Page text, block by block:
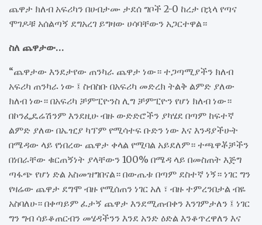
ጨዋታ ክለብ አፍሪካን በሀብታሙ ታደሰ ግቦች 2-0 ከረታ በኋላ የጣና
ሞገዶቹ አሰልጣኝ ደግአረገ ይግዛው ሀሳባቸውን አጋርተዋል።
ስለ ጨዋታው…
“ጨዋታው እንደታየው ጠንካራ ጨዋታ ነው። ተጋጣሚያችን ክለብ
አፍሪካ ጠንካራ ነው ፤ ስብስቡ በአፍሪካ መድረክ ትልቅ ልምድ ያለው
ክለብ ነው። በአፍሪካ ቻምፒዮንስ ሊግ ቻምፒዮን የሆነ ክለብ ነው።
በኮንፌዴሬሽንም እንደዚሁ ብዙ ውድድሮችን ያካሄደ በጣም ከፍተኛ
ልምድ ያለው በኤዢያ ካፕም የሚሳተፍ ቡድን ነው እና እንዳያችሁት
በሜዳው ላይ የነበረው ጨዋታ ቀላል የሚባል አይደለም። ተጫዋቾቻችን
በነበራቸው ቁርጠኝነት ያላቸውን 100% በሜዳ ላይ በመስጠት እጅግ
ጣፋጭ የሆነ ድል አስመዝግበናል። በውጤቱ በጣም ደስተኛ ነኝ። ነገር ግን
የዛሬው ጨዋታ ደግሞ ብዙ የሚሰጠን ነገር አለ ፣ ብዙ ተምረንበታል ብዬ
አስባለሁ። በቀጣይም ፈታኝ ጨዋታ እንደሚጠብቀን እንገምታለን ፤ ነገር
ግን ግብ ሳይቆጠርብን መሄዳችንን እንደ አንድ ዕድል እንቆጥረዋለን እና